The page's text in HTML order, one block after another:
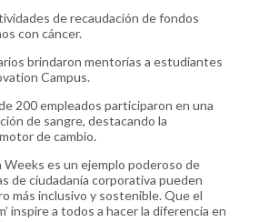
de recaudación de fondos
con cáncer.
brindaron mentorías a estudiantes
Campus.
200 empleados participaron en una
de sangre, destacando la
de cambio.
Weeks es un ejemplo poderoso de
de ciudadanía corporativa pueden
más inclusivo y sostenible. Que el
inspire a todos a hacer la diferencia en